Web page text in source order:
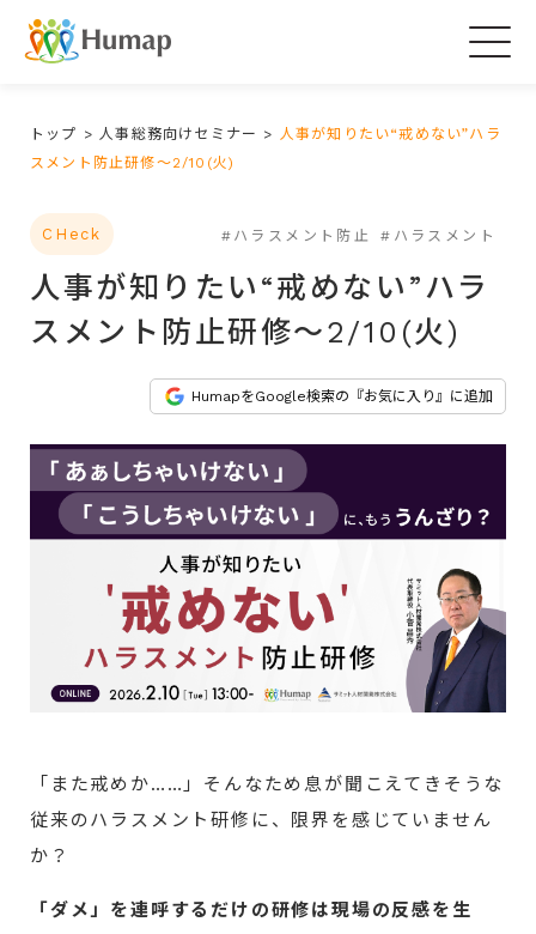
トップ >人事総務向けセミナー > 人事が知りたい“戒めない”ハラ
スメント防止研修～2/10(火)
CHeck #ハラスメント防止 #ハラスメント
人事が知りたい“戒めない”ハラ
スメント防止研修～2/10(火)
HumapをGoogle検索の『お気に入り』に追加
「また戒めか……」そんなため息が聞こえてきそうな
従来のハラスメント研修に、限界を感じていません
か？
「ダメ」を連呼するだけの研修は現場の反感を生